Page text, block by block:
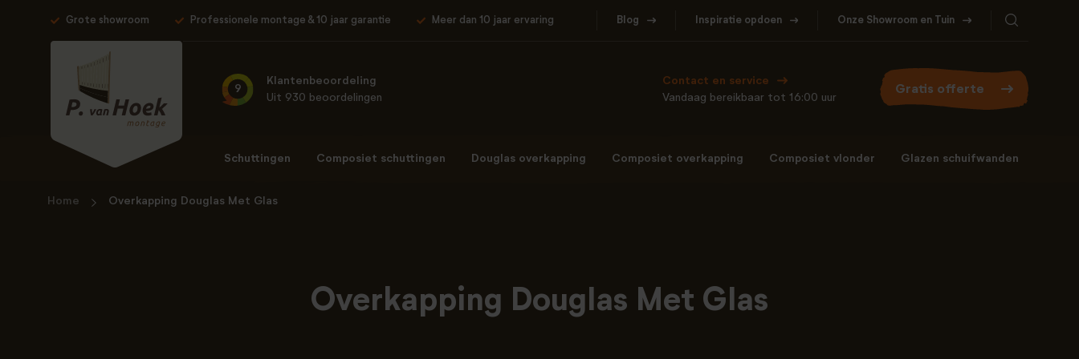
Grote showroom Professionele montage & 10 jaar garantie Meer dan 10 jaar ervaring Blog Inspiratie opdoen Onze Showroom en Tuin
9
Klantenbeoordeling
Uit 930 beoordelingen
Contact en service
Vandaag bereikbaar tot 16:00 uur
Gratis offerte
Schuttingen Composiet schuttingen Douglas overkapping Composiet overkapping Composiet vlonder Glazen schuifwanden
Home Overkapping Douglas Met Glas
Overkapping Douglas Met Glas